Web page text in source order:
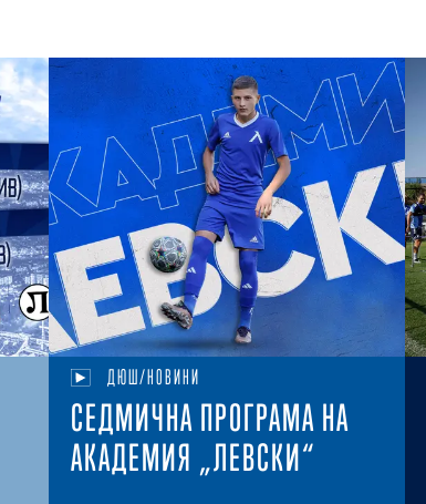
ДЮШ/НОВИНИ
СЕДМИЧНА ПРОГРАМА НА
АКАДЕМИЯ „ЛЕВСКИ“